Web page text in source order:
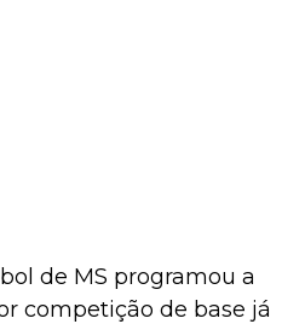
de MS programou a
competição de base já